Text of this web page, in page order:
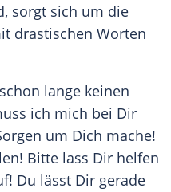
sorgt sich um die
drastischen Worten
lange keinen
ich mich bei Dir
um Dich mache!
Bitte lass Dir helfen
Du lässt Dir gerade